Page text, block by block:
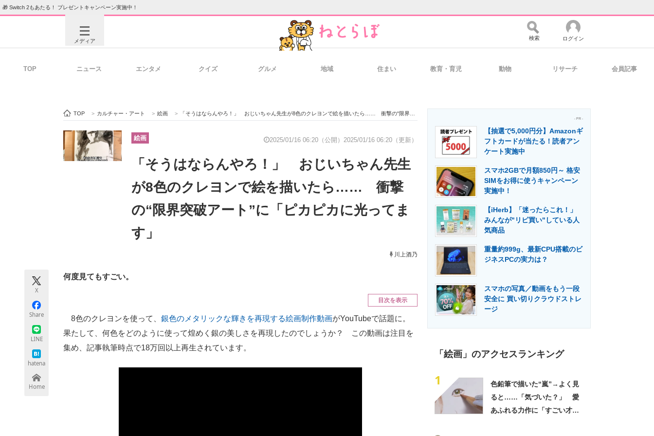
🎁 Switch 2もあたる！ プレゼントキャンペーン実施中！
メディア
ビジネスと働き方のヒント 経営リーダーのコミュニティ マーケ×ITの今がよく分かる
製造業のIT導入・活用を支援
エネルギーの専門メディア 建設×テクノロジーの最前線
検索 ログイン
TOP ニュース エンタメ クイズ グルメ 地域 住まい 教育・育児 動物 リサーチ 会員記事
TOP > カルチャー・アート > 絵画 > 「そうはならんやろ！」 おじいちゃん先生が8色のクレヨンで絵を描いたら…… 衝撃の“限界突破アート”に「ピカピカに光ってます」
絵画 2025/01/16 06:20（公開） 2025/01/16 06:20（更新）
「そうはならんやろ！」 おじいちゃん先生
が8色のクレヨンで絵を描いたら…… 衝撃
の“限界突破アート”に「ピカピカに光ってま
す」
川上酒乃
X
Share
LINE
hatena
Home
何度見てもすごい。
目次を表示
8色のクレヨンを使って、 銀色のメタリックな輝きを再現する絵画制作動画がYouTubeで話題に。
果たして、何色をどのように使って煌めく銀の美しさを再現したのでしょうか？ この動画は注目を
集め、記事執筆時点で18万回以上再生されています。
- PR -
【抽選で5,000円分】Amazonギ
フトカードが当たる！読者アン
ケート実施中
スマホ2GBで月額850円～ 格安
SIMをお得に使うキャンペーン
実施中！
【iHerb】「迷ったらこれ！」
みんなが"リピ買い"している人
気商品
重量約999g、最新CPU搭載のビ
ジネスPCの実力は？
スマホの写真／動画をもう一段
安全に 買い切りクラウドストレ
ージ
「絵画」のアクセスランキング
1
色鉛筆で描いた“嵐”→よく見
ると……「気づいた？」 愛
あふれる力作に「すごい才